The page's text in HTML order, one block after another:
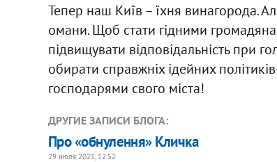
Тепер наш Київ – їхня винагорода.
омани. Щоб стати гідними
підвищувати відповідальність при
обирати справжніх ідейних
господарями свого міста!
ДРУГИЕ ЗАПИСИ БЛОГА:
Про «обнулення» Кличка
29 июля 2021, 12:52